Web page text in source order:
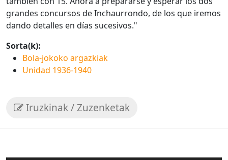
grandes concursos de Inchaurrondo, de los que iremos
dando detalles en días sucesivos."
Sorta(k):
Bola-jokoko argazkiak
Unidad 1936-1940
Iruzkinak / Zuzenketak